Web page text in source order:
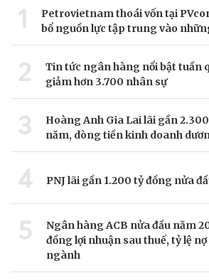
1
Petrovietnam thoái vốn tại
bổ nguồn lực tập trung vào
2
Tin tức ngân hàng nổi bật tuần
giảm hơn 3.700 nhân sự
3
Hoàng Anh Gia Lai lãi gần
năm, dòng tiền kinh doanh
4 PNJ lãi gần 1.200 tỷ đồng nửa
5
Ngân hàng ACB nửa đầu năm
đồng lợi nhuận sau thuế, tỷ lệ
ngành